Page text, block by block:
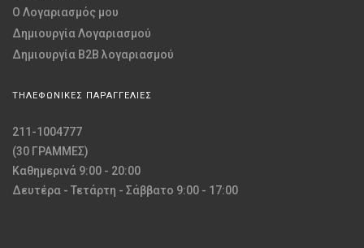
O Λογαριασμός μου
Δημιουργία Λογαριασμού
Δημιουργία B2B λογαριασμού
ΤΗΛΕΦΩΝΙΚΕΣ ΠΑΡΑΓΓΕΛΙΕΣ
211-1004777
(30 ΓΡΑΜΜΕΣ)
Καθημερινά 9:00 - 20:00
Δευτέρα - Τετάρτη - Σάββατο 9:00 - 17:00